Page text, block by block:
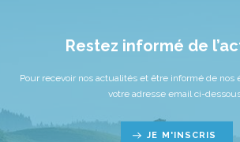
Restez informé de
Pour recevoir nos actualités et être informé de nos
votre adresse email ci-
JE M'INSCRIS